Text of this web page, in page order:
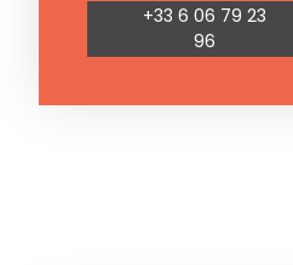
+33 6 06 79 23
96